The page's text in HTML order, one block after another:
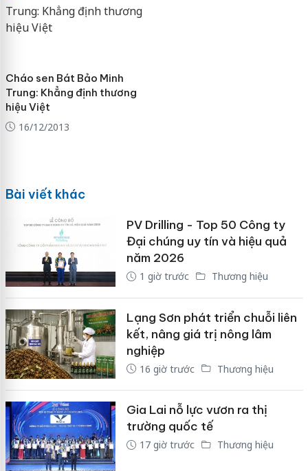
Cháo sen Bát Bảo Minh
Trung: Khẳng định thương
hiệu Việt
16/12/2013
Bài viết khác
PV Drilling - Top 50 Công ty
Đại chúng uy tín và hiệu quả
năm 2026
1 giờ trước Thương hiệu
Lạng Sơn phát triển chuỗi liên
kết, nâng giá trị nông lâm
nghiệp
16 giờ trước Thương hiệu
Gia Lai nỗ lực vươn ra thị
trường quốc tế
17 giờ trước Thương hiệu